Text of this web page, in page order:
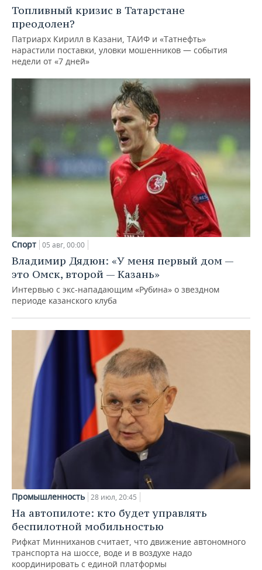
Топливный кризис в Татарстане
преодолен?
Патриарх Кирилл в Казани, ТАИФ и «Татнефть»
нарастили поставки, уловки мошенников — события
недели от «7 дней»
Спорт 05 авг, 00:00
Владимир Дядюн: «У меня первый дом —
это Омск, второй — Казань»
Интервью с экс-нападающим «Рубина» о звездном
периоде казанского клуба
Промышленность 28 июл, 20:45
На автопилоте: кто будет управлять
беспилотной мобильностью
Рифкат Минниханов считает, что движение автономного
транспорта на шоссе, воде и в воздухе надо
координировать с единой платформы